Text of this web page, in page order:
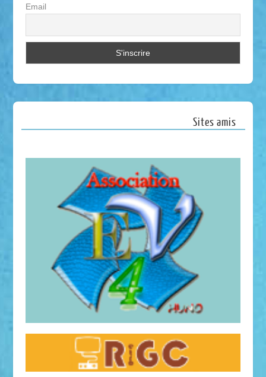
Email
Sites amis